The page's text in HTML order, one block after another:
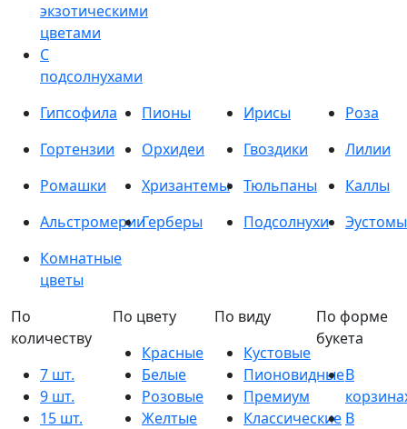
экзотическими
цветами
С
подсолнухами
Гипсофила
Пионы Ирисы
Роза
Гортензии
Орхидеи Гвоздики
Лилии
Ромашки
Хризантемы Тюльпаны
Каллы
АльстромерииГерберы Подсолнухи
Эустомы
Комнатные
цветы
По
количеству
7 шт.
9 шт.
15 шт.
По цвету
Красные
Белые
Розовые
Желтые
По виду
Кустовые
Пионовидные
Премиум
Классические
По форме
букета
В
В